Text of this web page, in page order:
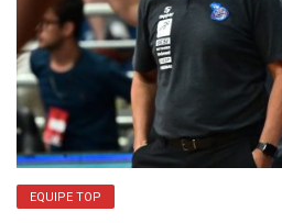
EQUIPE TOP